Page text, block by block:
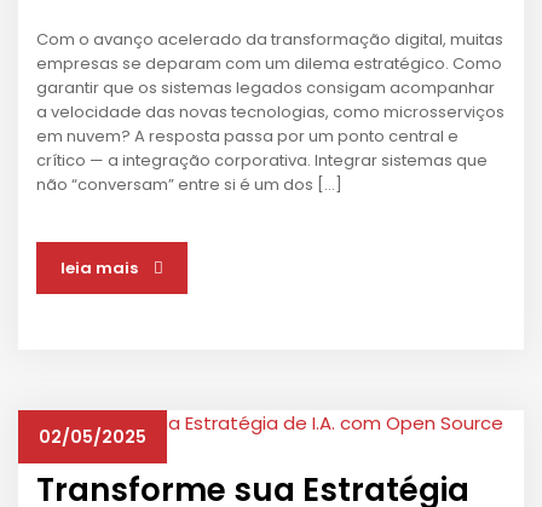
Com o avanço acelerado da transformação digital, muitas
empresas se deparam com um dilema estratégico. Como
garantir que os sistemas legados consigam acompanhar
a velocidade das novas tecnologias, como microsserviços
em nuvem? A resposta passa por um ponto central e
crítico — a integração corporativa. Integrar sistemas que
não “conversam” entre si é um dos […]
leia mais
02/05/2025
Transforme sua Estratégia